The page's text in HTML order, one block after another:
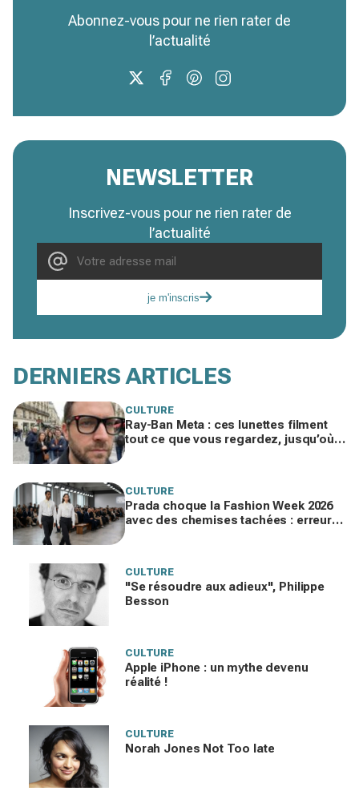
Abonnez-vous pour ne rien rater de
l’actualité
NEWSLETTER
Inscrivez-vous pour ne rien rater de
l’actualité
je m'inscris
DERNIERS ARTICLES
CULTURE
Ray-Ban Meta : ces lunettes filment
tout ce que vous regardez, jusqu’où
CULTURE
Prada choque la Fashion Week 2026
avec des chemises tachées : erreur
CULTURE
"Se résoudre aux adieux", Philippe
Besson
CULTURE
Apple iPhone : un mythe devenu
réalité !
CULTURE
Norah Jones Not Too late